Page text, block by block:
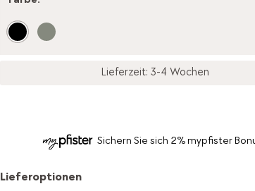
Lieferzeit: 3-4 Wochen
Sichern Sie sich 2% mypfister
Lieferoptionen